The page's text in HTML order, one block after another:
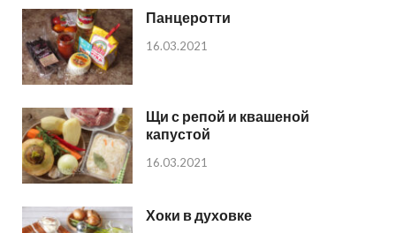
Панцеротти
16.03.2021
Щи с репой и квашеной
капустой
16.03.2021
Хоки в духовке